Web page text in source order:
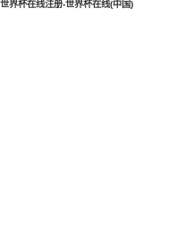
世界杯在线注册-世界杯在线(中国)